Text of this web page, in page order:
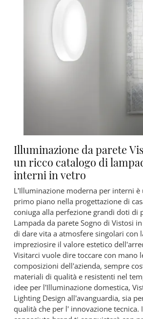
Illuminazione da parete
un ricco catalogo di
interni in vetro
L’Illuminazione moderna per interni
primo piano nella progettazione di
coniuga alla perfezione grandi doti di
Lampada da parete Sogno di Vistosi
di dare vita a atmosfere singolari con
impreziosire il valore estetico
Visitarci vuole dire toccare con mano
composizioni dell'azienda, sempre
materiali di qualità e resistenti nel
idee per l’Illuminazione domestica,
Lighting Design all’avanguardia, sia
qualità che per l' innovazione tecnica.